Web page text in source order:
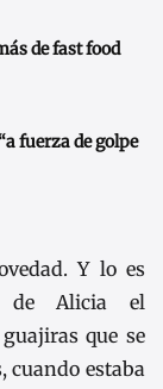
de fast food
fuerza de golpe
Y lo es
de Alicia el
que se
cuando estaba